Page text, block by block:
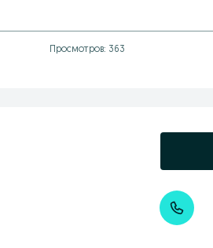
Просмотров: 363